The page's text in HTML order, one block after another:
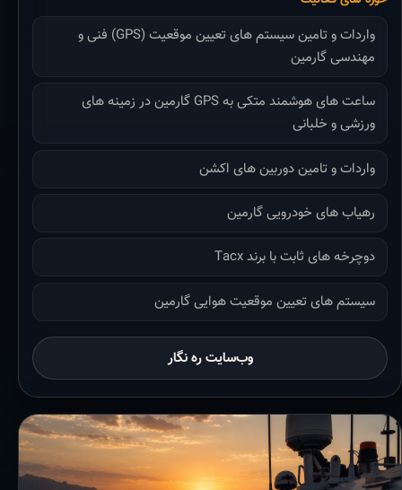
واردات و تامین سیستم های تعیین موقعیت (GPS) فنی و
مهندسی گارمین
ساعت های هوشمند متکی به GPS گارمین در زمینه های
ورزشی و خلبانی
واردات و تامین دوربین های اکشن
رهیاب های خودرویی گارمین
دوچرخه های ثابت با برند Tacx
سیستم های تعیین موقعیت هوایی گارمین
وب‌سایت ره نگار